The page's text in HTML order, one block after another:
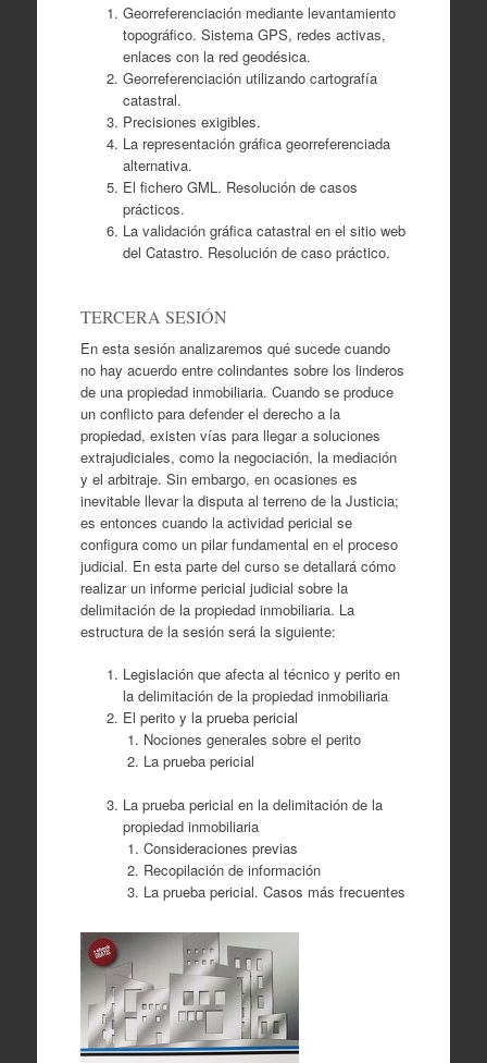
Georreferenciación mediante levantamiento
topográfico. Sistema GPS, redes activas,
enlaces con la red geodésica.
Georreferenciación utilizando cartografía
catastral.
Precisiones exigibles.
La representación gráfica georreferenciada
alternativa.
El fichero GML. Resolución de casos
prácticos.
La validación gráfica catastral en el sitio web
del Catastro. Resolución de caso práctico.
TERCERA SESIÓN
En esta sesión analizaremos qué sucede cuando
no hay acuerdo entre colindantes sobre los linderos
de una propiedad inmobiliaria. Cuando se produce
un conflicto para defender el derecho a la
propiedad, existen vías para llegar a soluciones
extrajudiciales, como la negociación, la mediación
y el arbitraje. Sin embargo, en ocasiones es
inevitable llevar la disputa al terreno de la Justicia;
es entonces cuando la actividad pericial se
configura como un pilar fundamental en el proceso
judicial. En esta parte del curso se detallará cómo
realizar un informe pericial judicial sobre la
delimitación de la propiedad inmobiliaria. La
estructura de la sesión será la siguiente:
Legislación que afecta al técnico y perito en
la delimitación de la propiedad inmobiliaria
El perito y la prueba pericial
Nociones generales sobre el perito
La prueba pericial
La prueba pericial en la delimitación de la
propiedad inmobiliaria
Consideraciones previas
Recopilación de información
La prueba pericial. Casos más frecuentes